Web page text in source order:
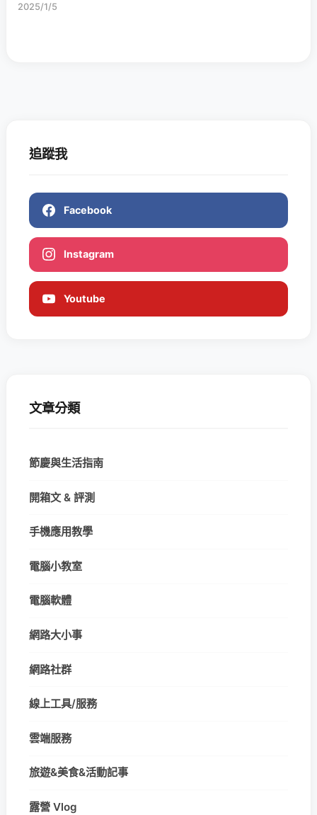
2025/1/5
追蹤我
Facebook
Instagram
Youtube
文章分類
節慶與生活指南
開箱文 & 評測
手機應用教學
電腦小教室
電腦軟體
網路大小事
網路社群
線上工具/服務
雲端服務
旅遊&美食&活動記事
露營 Vlog